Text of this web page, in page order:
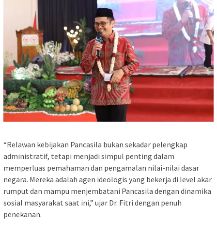
“Relawan kebijakan Pancasila bukan sekadar pelengkap
administratif, tetapi menjadi simpul penting dalam
memperluas pemahaman dan pengamalan nilai-nilai dasar
negara. Mereka adalah agen ideologis yang bekerja di level akar
rumput dan mampu menjembatani Pancasila dengan dinamika
sosial masyarakat saat ini,” ujar Dr. Fitri dengan penuh
penekanan.